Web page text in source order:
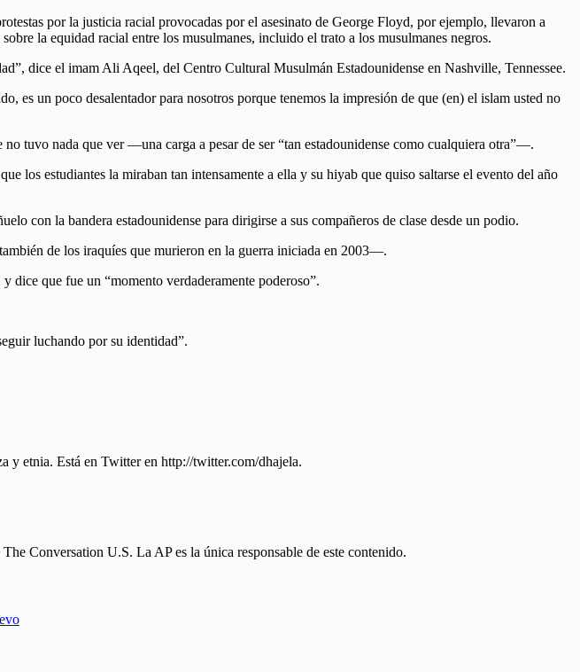
por la justicia racial provocadas por el asesinato de George Floyd, por ejemplo, llevaron a
la equidad racial entre los musulmanes, incluido el trato a los musulmanes negros.
dice el imam Ali Aqeel, del Centro Cultural Musulmán Estadounidense en Nashville, Tennessee.
es un poco desalentador para nosotros porque tenemos la impresión de que (en) el islam usted no
tuvo nada que ver —una carga a pesar de ser “tan estadounidense como cualquiera otra”—.
los estudiantes la miraban tan intensamente a ella y su hiyab que quiso saltarse el evento del año
con la bandera estadounidense para dirigirse a sus compañeros de clase desde un podio.
de los iraquíes que murieron en la guerra iniciada en 2003—.
dice que fue un “momento verdaderamente poderoso”.
luchando por su identidad”.
y etnia. Está en Twitter en http://twitter.com/dhajela.
Conversation U.S. La AP es la única responsable de este contenido.